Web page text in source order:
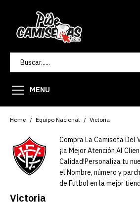
MENU
Home Equipo Nacional Victoria
Compra La Camiseta Del
¡la Mejor Atención Al
Calidad!Personaliza tu
el Nombre, número y
de Futbol en la mejor
Victoria